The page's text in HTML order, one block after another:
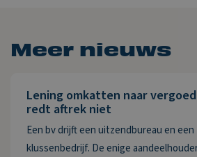
Meer nieuws
Lening omkatten naar
redt aftrek niet
Een bv drijft een uitzendbureau en een
klussenbedrijf. De enige